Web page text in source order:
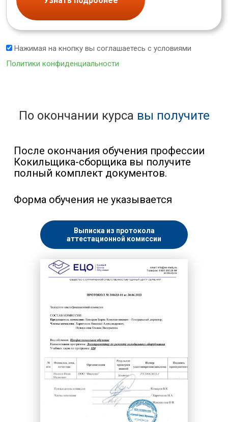
Нажимая на кнопку вы соглашаетесь с условиями
Политики конфиденциальности
По окончании курса вы получите
После окончания обучения профессии
Кокильщика-сборщика вы получите
полный комплект документов.
Форма обучения не указывается
Выписка из протокола
аттестационной комиссии